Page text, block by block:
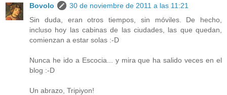
Bovolo
30 de noviembre de 2011 a las 11:21
Sin duda, eran otros tiempos, sin móviles. De hecho,
incluso hoy las cabinas de las ciudades, las que quedan,
comienzan a estar solas :-D
Nunca he ido a Escocia... y mira que ha salido veces en el
blog :-D
Un abrazo, Tripiyon!